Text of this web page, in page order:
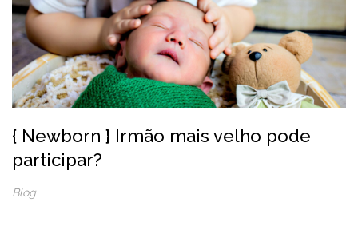
{ Newborn } Irmão mais velho pode
participar?
Blog